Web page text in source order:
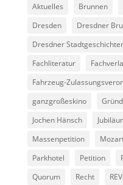
Aktuelles Brunnen
Dresden
Dresdner
Dresdner
Fachliteratur
Fahrzeug-
ganzgroßeskino
Jochen Hänsch
Massenpetition
Parkhotel
Petition
Quorum
Recht